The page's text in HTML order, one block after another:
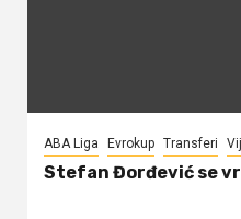
ABA Liga Evrokup Transferi
Stefan Đorđević se